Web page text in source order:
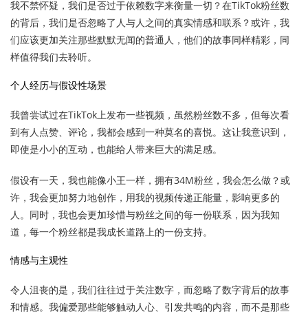
我不禁怀疑，我们是否过于依赖数字来衡量一切？在TikTok粉丝数
的背后，我们是否忽略了人与人之间的真实情感和联系？或许，我
们应该更加关注那些默默无闻的普通人，他们的故事同样精彩，同
样值得我们去聆听。
个人经历与假设性场景
我曾尝试过在TikTok上发布一些视频，虽然粉丝数不多，但每次看
到有人点赞、评论，我都会感到一种莫名的喜悦。这让我意识到，
即使是小小的互动，也能给人带来巨大的满足感。
假设有一天，我也能像小王一样，拥有34M粉丝，我会怎么做？或
许，我会更加努力地创作，用我的视频传递正能量，影响更多的
人。同时，我也会更加珍惜与粉丝之间的每一份联系，因为我知
道，每一个粉丝都是我成长道路上的一份支持。
情感与主观性
令人沮丧的是，我们往往过于关注数字，而忽略了数字背后的故事
和情感。我偏爱那些能够触动人心、引发共鸣的内容，而不是那些